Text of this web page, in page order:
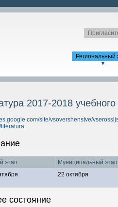
Региональный
▼
2017-2018 учебного
site/vsovershenstve/
этап Муниципальный этап
22 октября
состояние